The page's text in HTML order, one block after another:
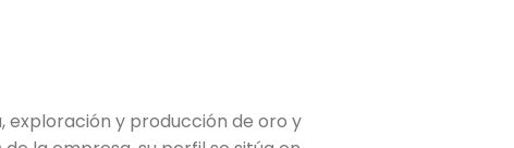
exploración y producción de oro y